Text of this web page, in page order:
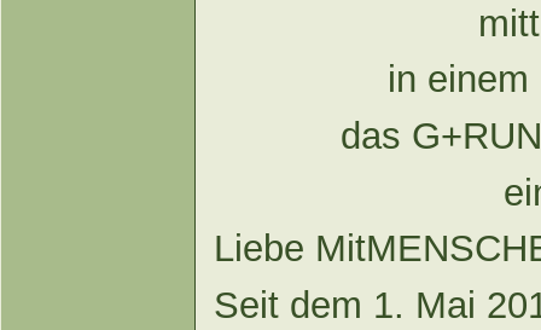
in
das
Liebe
Seit dem 1. Mai